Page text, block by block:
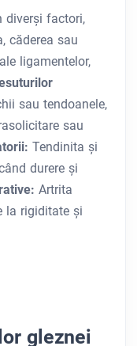
diverși factori,
căderea sau
ligamentelor,
sau tendoanele,
sau
Tendinita și
durere și
Artrita
la rigiditate și
gleznei